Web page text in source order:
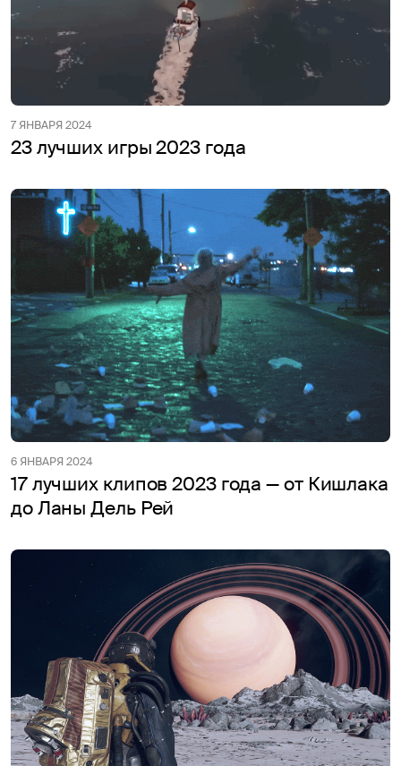
7 ЯНВАРЯ 2024
23 лучших игры 2023 года
6 ЯНВАРЯ 2024
17 лучших клипов 2023 года — от Кишлака
до Ланы Дель Рей